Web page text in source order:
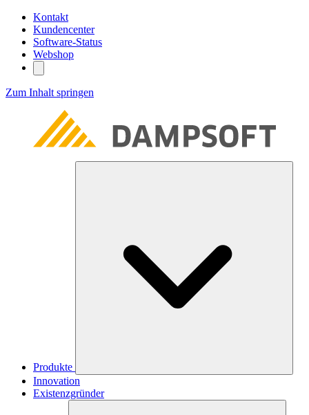
Kontakt
Kundencenter
Software-Status
Webshop
Zum Inhalt springen
Produkte
Innovation
Existenzgründer